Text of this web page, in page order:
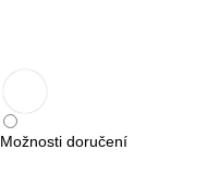
Možnosti doručení